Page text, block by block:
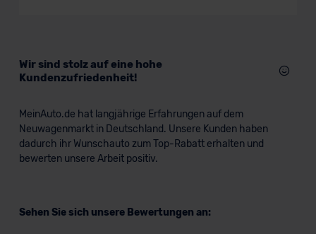
Wir sind stolz auf eine hohe
Kundenzufriedenheit!
MeinAuto.de hat langjährige Erfahrungen auf dem
Neuwagenmarkt in Deutschland. Unsere Kunden haben
dadurch ihr Wunschauto zum Top-Rabatt erhalten und
bewerten unsere Arbeit positiv.
Sehen Sie sich unsere Bewertungen an: